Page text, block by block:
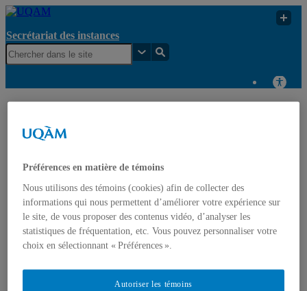
Secrétariat des instances
Accueil
Organigramme
Consultation en cours
Registre des documents normatifs (règlements, politiques,
directives et procédures)
Règlements
Préférences en matière de témoins
Nous utilisons des témoins (cookies) afin de collecter des
informations qui nous permettent d’améliorer votre expérience sur
le site, de vous proposer des contenus vidéo, d’analyser les
statistiques de fréquentation, etc. Vous pouvez personnaliser votre
choix en sélectionnant « Préférences ».
Autoriser les témoins